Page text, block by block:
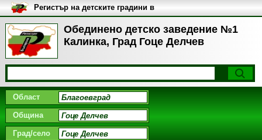
Обединено детско заведение №1
Калинка, Град Гоце Делчев
Регистър на детските градини в
България
Област
Община
Град/село